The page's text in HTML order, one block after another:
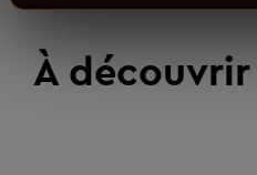
À découvrir